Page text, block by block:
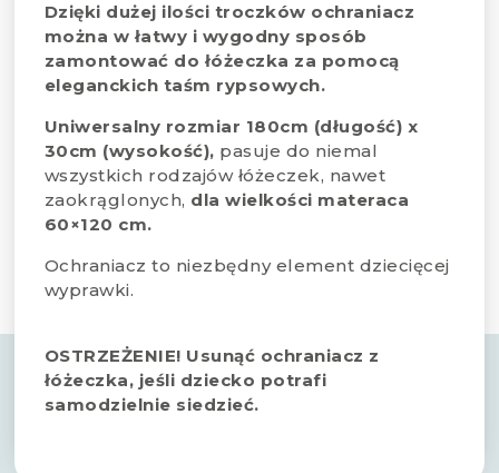
Dzięki dużej ilości troczków ochraniacz
można w łatwy i wygodny sposób
zamontować do łóżeczka za pomocą
eleganckich taśm rypsowych.
Uniwersalny rozmiar 180cm (długość) x
30cm (wysokość), pasuje do niemal
wszystkich rodzajów łóżeczek, nawet
zaokrąglonych, dla wielkości materaca
60×120 cm.
Ochraniacz to niezbędny element dziecięcej
wyprawki.
OSTRZEŻENIE! Usunąć ochraniacz z
łóżeczka, jeśli dziecko potrafi
samodzielnie siedzieć.